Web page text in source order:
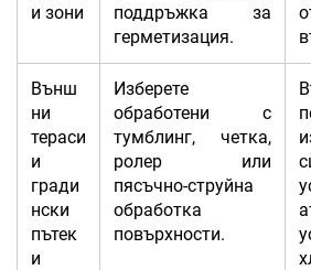
и зони
поддръжка за
герметизация.
Външ
ни
тераси
и
гради
нски
пътек
и
Изберете
обработени с
тумблинг, четка,
ролер или
пясъчно-струйна
обработка
повърхности.